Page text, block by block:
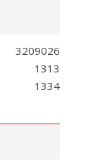
3209026
1313
1334